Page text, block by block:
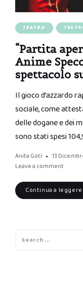
TEATRO
“Partita
Anime
spettacolo
Il gioco d’azzardo
sociale, come
delle dogane e dei
sono stati spesi
Anita Goti 13
Leave a comment
Continua a leggere
for: